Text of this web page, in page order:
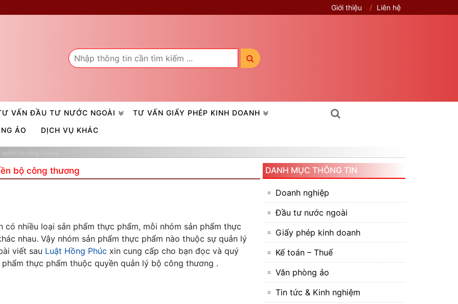
Giới thiệu Liên hệ
VẤN ĐẦU TƯ NƯỚC NGOÀI
TƯ VẤN GIẤY PHÉP KINH DOANH
ẢO
DỊCH VỤ KHÁC
bộ công thương
nhiều loại sản phẩm thực phẩm, mỗi nhóm sản phẩm thực
nhau. Vậy nhóm sản phẩm thực phẩm nào thuộc sự quản lý
viết sau Luật Hồng Phúc xin cung cấp cho bạn đọc và quý
thực phẩm thuộc quyền quản lý bộ công thương .
DANH MỤC THÔNG TIN
Doanh nghiệp
Đầu tư nước ngoài
Giấy phép kinh doanh
Kế toán – Thuế
Văn phòng ảo
Tin tức & Kinh nghiệm